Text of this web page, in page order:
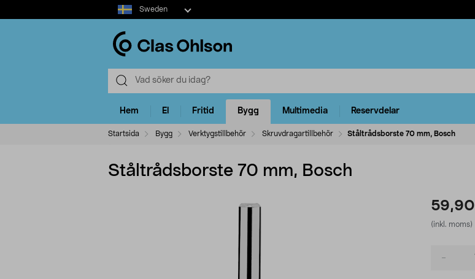
Select
market
Sweden
Hem El Fritid Bygg Multimedia Reservdelar
Startsida Bygg Verktygstillbehör Skruvdragartillbehör Ståltrådsborste 70 mm, Bosch
Ståltrådsborste 70 mm, Bosch
59,90
(inkl. moms)